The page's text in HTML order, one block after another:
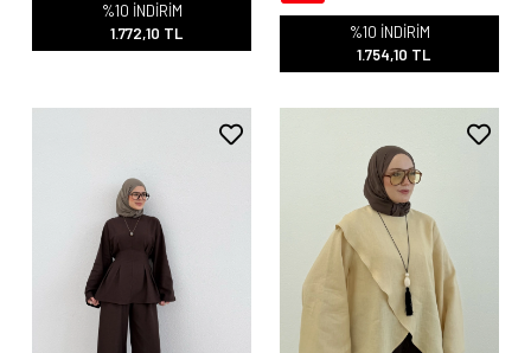
%10 İNDİRİM
1.772,10 TL
%10 İNDİRİM
1.754,10 TL